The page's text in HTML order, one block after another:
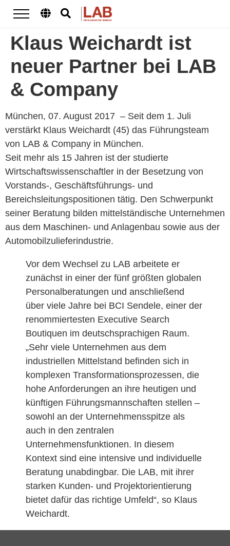
Klaus Weichardt ist
neuer Partner bei LAB
& Company
München, 07. August 2017 – Seit dem 1. Juli
verstärkt Klaus Weichardt (45) das Führungsteam
von LAB & Company in München.
Seit mehr als 15 Jahren ist der studierte
Wirtschaftswissenschaftler in der Besetzung von
Vorstands-, Geschäftsführungs- und
Bereichsleitungspositionen tätig. Den Schwerpunkt
seiner Beratung bilden mittelständische Unternehmen
aus dem Maschinen- und Anlagenbau sowie aus der
Automobilzulieferindustrie.
Vor dem Wechsel zu LAB arbeitete er
zunächst in einer der fünf größten globalen
Personalberatungen und anschließend
über viele Jahre bei BCI Sendele, einer der
renommiertesten Executive Search
Boutiquen im deutschsprachigen Raum.
„Sehr viele Unternehmen aus dem
industriellen Mittelstand befinden sich in
komplexen Transformationsprozessen, die
hohe Anforderungen an ihre heutigen und
künftigen Führungsmannschaften stellen –
sowohl an der Unternehmensspitze als
auch in den zentralen
Unternehmensfunktionen. In diesem
Kontext sind eine intensive und individuelle
Beratung unabdingbar. Die LAB, mit ihrer
starken Kunden- und Projektorientierung
bietet dafür das richtige Umfeld“, so Klaus
Weichardt.